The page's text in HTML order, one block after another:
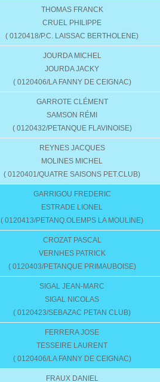
THOMAS FRANCK
CRUEL PHILIPPE
( 0120418/P.C. LAISSAC BERTHOLENE)
JOURDA MICHEL
JOURDA JACKY
( 0120406/LA FANNY DE CEIGNAC)
GARROTE CLÉMENT
SAMSON RÉMI
( 0120432/PETANQUE FLAVINOISE)
REYNES JACQUES
MOLINES MICHEL
( 0120401/QUATRE SAISONS PET.CLUB)
GARRIGOU FREDERIC
ESTRADE LIONEL
( 0120413/PETANQ.OLEMPS LA MOULINE)
CROZAT PASCAL
VERNHES PATRICK
( 0120403/PETANQUE PRIMAUBOISE)
SIGAL JEAN-MARC
SIGAL NICOLAS
( 0120423/SEBAZAC PETAN CLUB)
FERRERA JOSE
TESSEIRE LAURENT
( 0120406/LA FANNY DE CEIGNAC)
FRAUX DANIEL